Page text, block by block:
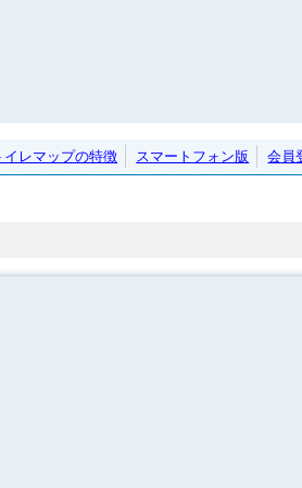
イレマップの特徴 スマートフォン版 会員